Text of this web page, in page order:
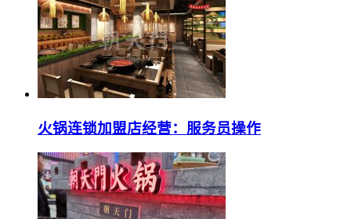
火锅连锁加盟店经营：服务员操作